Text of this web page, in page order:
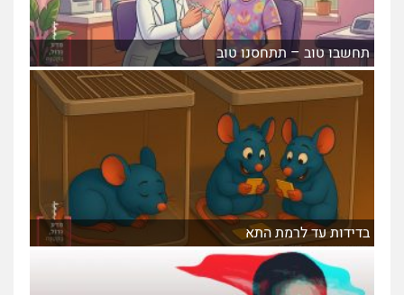
תחשבו טוב – תתחסנו טוב
בדידות עד לרמת התא